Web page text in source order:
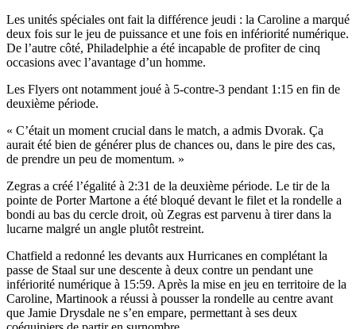
Les unités spéciales ont fait la différence jeudi : la Caroline a marqué
deux fois sur le jeu de puissance et une fois en infériorité numérique.
De l’autre côté, Philadelphie a été incapable de profiter de cinq
occasions avec l’avantage d’un homme.
Les Flyers ont notamment joué à 5-contre-3 pendant 1:15 en fin de
deuxième période.
« C’était un moment crucial dans le match, a admis Dvorak. Ça
aurait été bien de générer plus de chances ou, dans le pire des cas,
de prendre un peu de momentum. »
Zegras a créé l’égalité à 2:31 de la deuxième période. Le tir de la
pointe de Porter Martone a été bloqué devant le filet et la rondelle a
bondi au bas du cercle droit, où Zegras est parvenu à tirer dans la
lucarne malgré un angle plutôt restreint.
Chatfield a redonné les devants aux Hurricanes en complétant la
passe de Staal sur une descente à deux contre un pendant une
infériorité numérique à 15:59. Après la mise en jeu en territoire de la
Caroline, Martinook a réussi à pousser la rondelle au centre avant
que Jamie Drysdale ne s’en empare, permettant à ses deux